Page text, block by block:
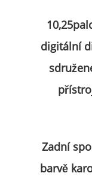
digitální
Zadní
barvě